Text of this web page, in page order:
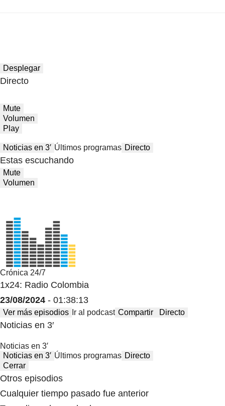
Desplegar
Directo
Mute
Volumen
Play
Noticias en 3′ Últimos programas Directo
Estas escuchando
Mute
Volumen
Crónica 24/7
1x24: Radio Colombia
23/08/2024 - 01:38:13
Ver más episodios Ir al podcast Compartir Directo
Noticias en 3′
Noticias en 3′
Noticias en 3′ Últimos programas Directo
Cerrar
Otros episodios
Cualquier tiempo pasado fue anterior